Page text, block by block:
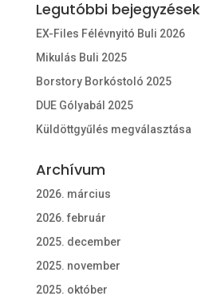
Legutóbbi bejegyzések
EX-Files Félévnyitó Buli 2026
Mikulás Buli 2025
Borstory Borkóstoló 2025
DUE Gólyabál 2025
Küldöttgyűlés megválasztása
Archívum
2026. március
2026. február
2025. december
2025. november
2025. október